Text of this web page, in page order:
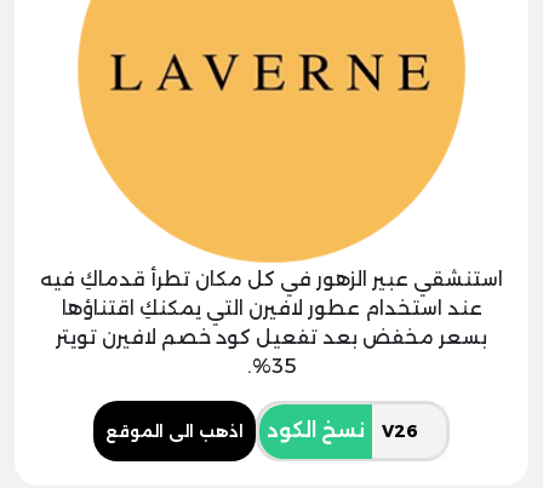
استنشقي عبير الزهور في كل مكان تطرأ قدماكِ فيه
عند استخدام عطور لافيرن التي يمكنكِ اقتناؤها
بسعر مخفض بعد تفعيل كود خصم لافيرن تويتر
35%.
نسخ الكود اذهب الى الموقع